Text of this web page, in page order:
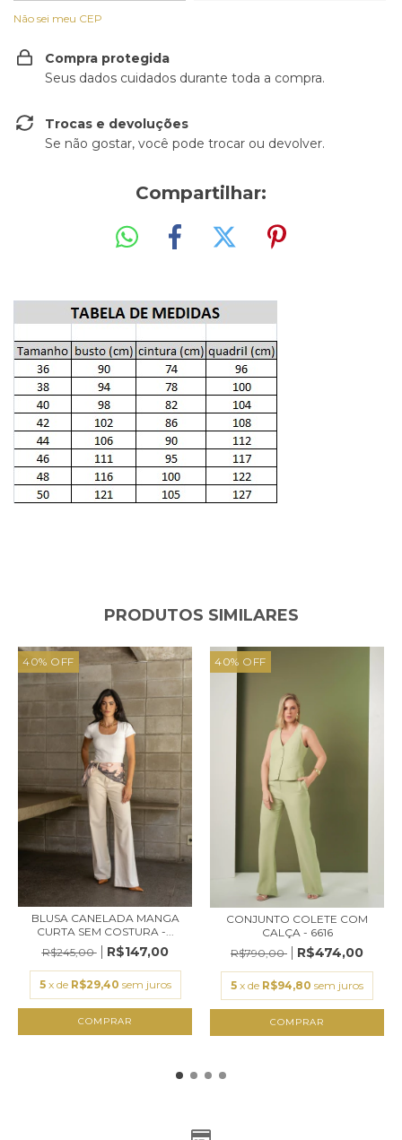
Não sei meu CEP
Compra protegida
Seus dados cuidados durante toda a compra.
Trocas e devoluções
Se não gostar, você pode trocar ou devolver.
Compartilhar:
PRODUTOS SIMILARES
40% OFF
BLUSA CANELADA MANGA
CURTA SEM COSTURA -...
R$245,00
R$147,00
5 x de R$29,40 sem juros
COMPRAR
40% OFF
CONJUNTO COLETE COM
CALÇA - 6616
R$790,00
R$474,00
5 x de R$94,80 sem juros
COMPRAR